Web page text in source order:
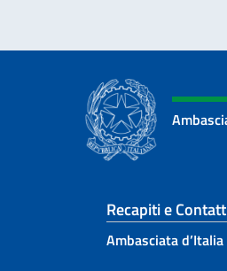
Recapiti e
Ambasciata